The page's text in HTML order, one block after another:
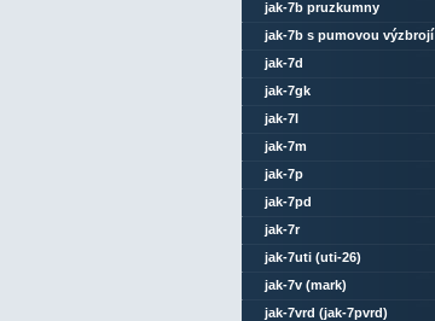
jak-7b pruzkumny
jak-7b s pumovou výzbrojí
jak-7d
jak-7gk
jak-7l
jak-7m
jak-7p
jak-7pd
jak-7r
jak-7uti (uti-26)
jak-7v (mark)
jak-7vrd (jak-7pvrd)